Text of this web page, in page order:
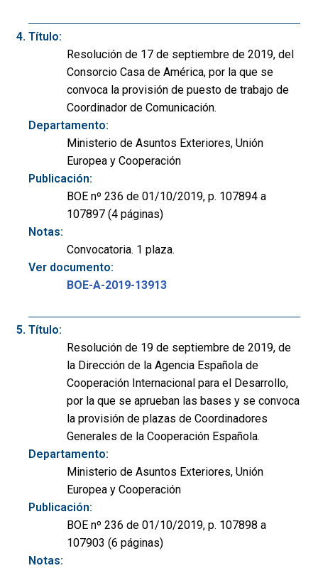
Título:
Resolución de 17 de septiembre de 2019, del
Consorcio Casa de América, por la que se
convoca la provisión de puesto de trabajo de
Coordinador de Comunicación.
Departamento:
Ministerio de Asuntos Exteriores, Unión
Europea y Cooperación
Publicación:
BOE nº 236 de 01/10/2019, p. 107894 a
107897 (4 páginas)
Notas:
Convocatoria. 1 plaza.
Ver documento:
BOE-A-2019-13913
Título:
Resolución de 19 de septiembre de 2019, de
la Dirección de la Agencia Española de
Cooperación Internacional para el Desarrollo,
por la que se aprueban las bases y se convoca
la provisión de plazas de Coordinadores
Generales de la Cooperación Española.
Departamento:
Ministerio de Asuntos Exteriores, Unión
Europea y Cooperación
Publicación:
BOE nº 236 de 01/10/2019, p. 107898 a
107903 (6 páginas)
Notas: